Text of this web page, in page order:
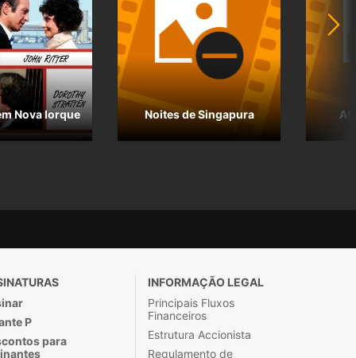
Nova Iorque Noites de Singapura At
P
para
INFORMAÇÃO LEGAL
Principais Fluxos
Financeiros
Estrutura Accionista
Regulamento de